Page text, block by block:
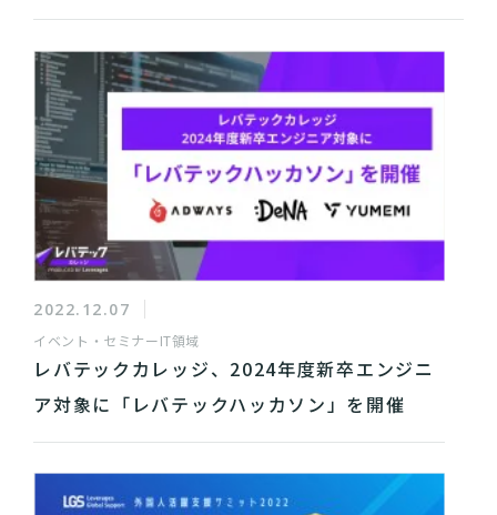
2022.12.07
イベント・セミナーIT領域
レバテックカレッジ、2024年度新卒エンジニ
ア対象に「レバテックハッカソン」を開催